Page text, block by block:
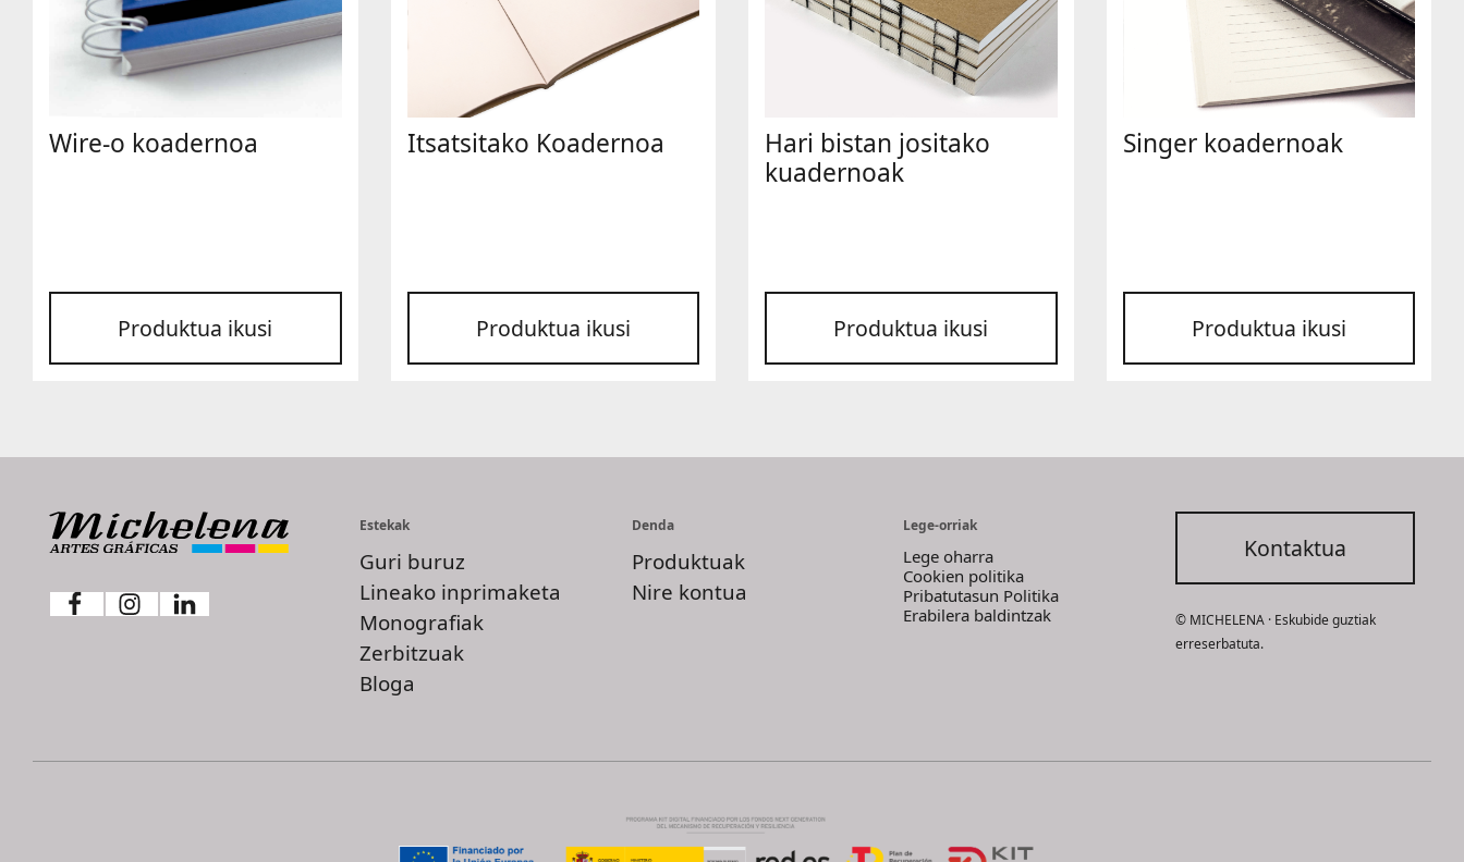
Wire-o koadernoa
Produktua ikusi
Itsatsitako Koadernoa
Produktua ikusi
Hari bistan jositako
kuadernoak
Produktua ikusi
Singer koadernoak
Produktua ikusi
Estekak
Guri buruz
Lineako inprimaketa
Monografiak
Zerbitzuak
Bloga
Denda
Produktuak
Nire kontua
Lege-orriak
Lege oharra
Cookien politika
Pribatutasun Politika
Erabilera baldintzak
Kontaktua
© MICHELENA · Eskubide guztiak
erreserbatuta.